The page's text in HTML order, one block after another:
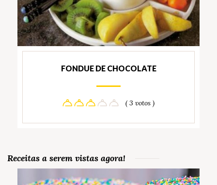
FONDUE DE CHOCOLATE
( 3 votos )
Receitas a serem vistas agora!